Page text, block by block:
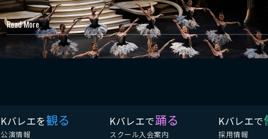
Read More
Kバレエを観る
公演情報
Kバレエで踊る
スクール入会案内
Kバレエで
採用情報